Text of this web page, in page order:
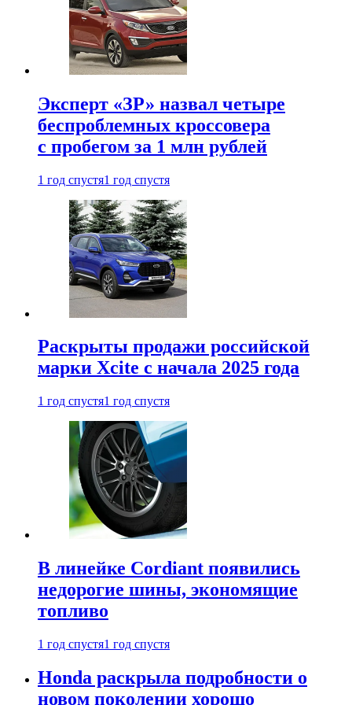
Эксперт «ЗР» назвал четыре
беспроблемных кроссовера
с пробегом за 1 млн рублей
1 год спустя1 год спустя
Раскрыты продажи российской
марки Xcite с начала 2025 года
1 год спустя1 год спустя
В линейке Cordiant появились
недорогие шины, экономящие
топливо
1 год спустя1 год спустя
Honda раскрыла подробности о
новом поколении хорошо